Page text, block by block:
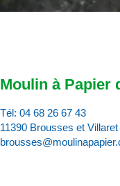
Moulin à Papier
Tél: 04 68 26 67 43
11390 Brousses et Villaret